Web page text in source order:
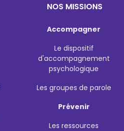
NOS MISSIONS
Accompagner
Le dispositif
d'accompagnement
psychologique
Les groupes de parole
Prévenir
Les ressources